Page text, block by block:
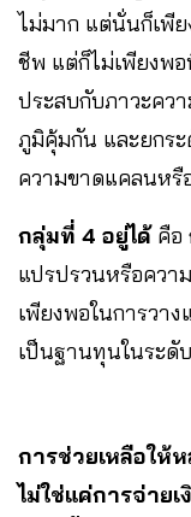
ไม่มาก แต่นั่นก็เพี
ชีพ แต่ก็ไม่เพียงพ
ประสบกับภาวะคว
ภูมิคุ้มกัน และยกร
ความขาดแคลนหรื
กลุ่มที่ 4 อยู่ได้คือ
แปรปรวนหรือควา
เพียงพอในการวา
เป็นฐานทุนในระดั
การช่วยเหลือให้
ไม่ใช่แค่การจ่ายเ